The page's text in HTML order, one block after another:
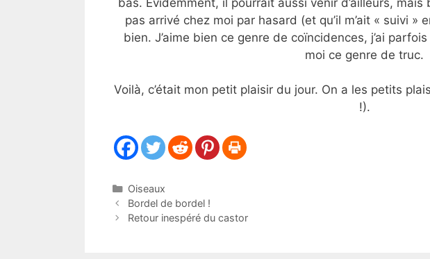
pas arrivé chez moi par hasard (et qu’il m’ait « suivi »
bien. J’aime bien ce genre de coïncidences, j’ai parfois
moi ce genre de truc.
Voilà, c’était mon petit plaisir du jour. On a les petits
!).
Catégories
Oiseaux
Bordel de bordel !
Retour inespéré du castor